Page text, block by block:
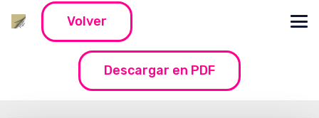
Volver
Descargar en PDF